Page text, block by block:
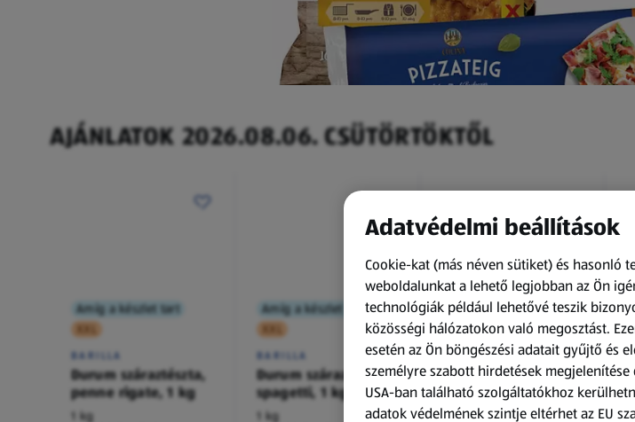
AJÁNLATOK 2026.08.06. CSÜTÖRTÖKTŐL
Amíg a készlet tart
XXL
BARILLA
Durum száraztészta,
penne rigate, 1 kg
1 kg
Amíg a készlet tart
XXL
BARILLA
Durum száraztészta,
spagetti, 1 kg
1 kg
Amíg a készlet tart
XXL
ACTIMEL
Actimel joghurtital, 8
palack
0,8 kg
Adatvédelmi beállítások
Cookie-kat (más néven sütiket) és hasonló
weboldalunkat a lehető legjobban az Ön
technológiák például lehetővé teszik
közösségi hálózatokon való megosztást.
esetén az Ön böngészési adatait gyűjtő és
személyre szabott hirdetések
USA-ban található szolgáltatókhoz
adatok védelmének szintje eltérhet az EU